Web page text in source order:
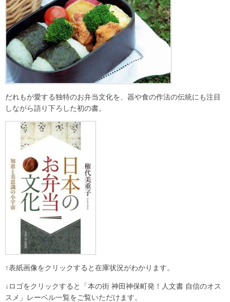
だれもが愛する独特のお弁当文化を、器や食の作法の伝統にも注目
しながら語り下ろした初の書。
↑表紙画像をクリックすると在庫状況がわかります。
↓ロゴをクリックすると「本の街 神田神保町発！人文書 自信のオス
スメ」レーベル一覧をご覧いただけます。